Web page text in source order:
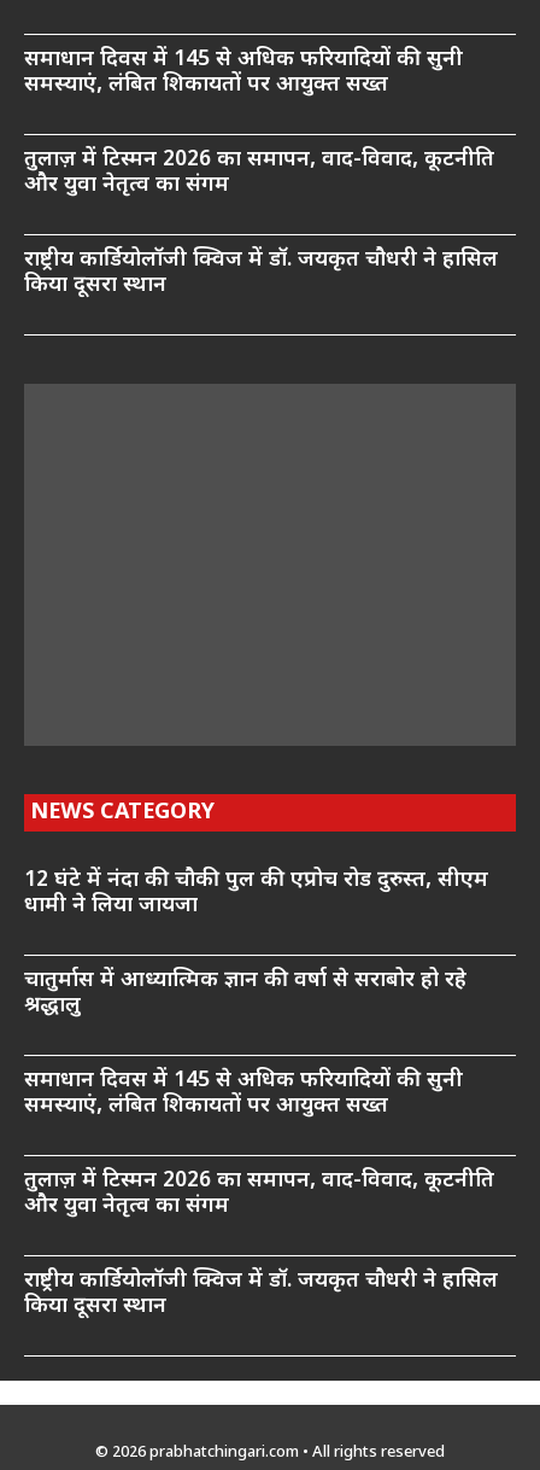
समाधान दिवस में 145 से अधिक फरियादियों की सुनी
समस्याएं, लंबित शिकायतों पर आयुक्त सख्त
तुलाज़ में टिस्मन 2026 का समापन, वाद-विवाद, कूटनीति
और युवा नेतृत्व का संगम
राष्ट्रीय कार्डियोलॉजी क्विज में डॉ. जयकृत चौधरी ने हासिल
किया दूसरा स्थान
NEWS CATEGORY
12 घंटे में नंदा की चौकी पुल की एप्रोच रोड दुरुस्त, सीएम
धामी ने लिया जायजा
चातुर्मास में आध्यात्मिक ज्ञान की वर्षा से सराबोर हो रहे
श्रद्धालु
समाधान दिवस में 145 से अधिक फरियादियों की सुनी
समस्याएं, लंबित शिकायतों पर आयुक्त सख्त
तुलाज़ में टिस्मन 2026 का समापन, वाद-विवाद, कूटनीति
और युवा नेतृत्व का संगम
राष्ट्रीय कार्डियोलॉजी क्विज में डॉ. जयकृत चौधरी ने हासिल
किया दूसरा स्थान
© 2026 prabhatchingari.com • All rights reserved